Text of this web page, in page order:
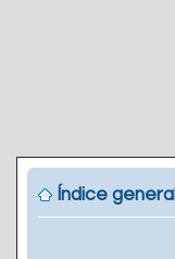
Índice general